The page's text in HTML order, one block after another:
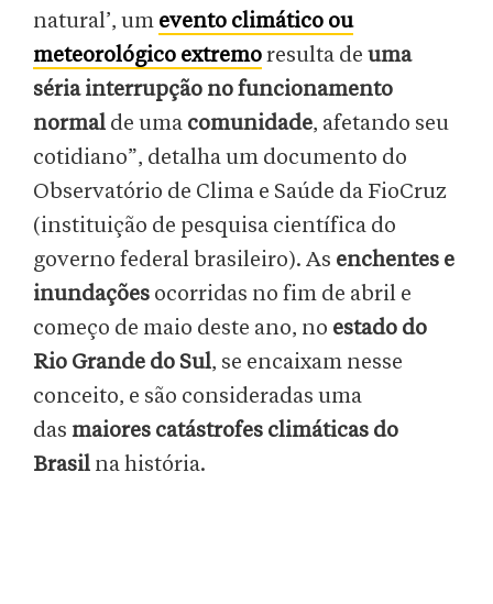
natural’, um evento climático ou
meteorológico extremoresulta de uma
séria interrupção no funcionamento
normal de uma comunidade, afetando seu
cotidiano”, detalha um documento do
Observatório de Clima e Saúde da FioCruz
(instituição de pesquisa científica do
governo federal brasileiro). As enchentes e
inundações ocorridas no fim de abril e
começo de maio deste ano, no estado do
Rio Grande do Sul, se encaixam nesse
conceito, e são consideradas uma
das maiores catástrofes climáticas do
Brasil na história.